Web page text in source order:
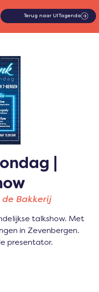
Terug naar UITagenda
|
de Bakkerij
talkshow. Met
in Zevenbergen.